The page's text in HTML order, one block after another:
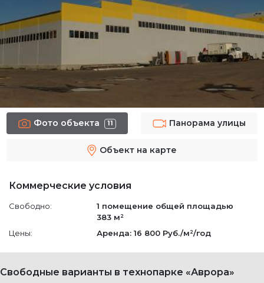
Фото объекта 11 Панорама улицы
Объект на карте
Коммерческие условия
Свободно: 1 помещение общей площадью
383 м²
Цены:
Аренда: 16 800 Руб./м²/год
Свободные варианты в технопарке «Аврора»